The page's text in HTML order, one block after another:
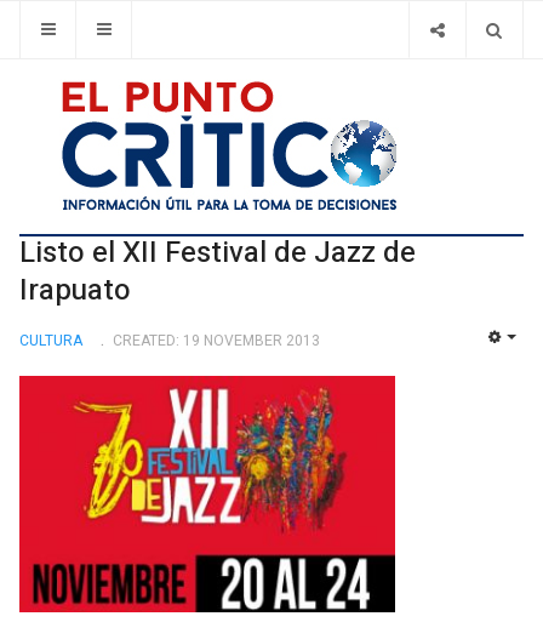
Listo el XII Festival de Jazz de
Irapuato
CULTURA CREATED: 19 NOVEMBER 2013